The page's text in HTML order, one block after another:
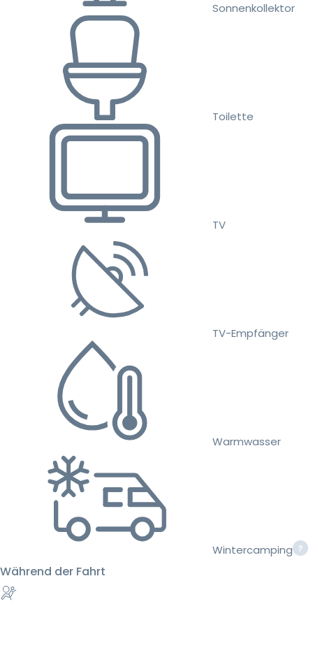
Sonnenkollektor
Toilette
TV
TV-Empfänger
Warmwasser
Wintercamping
Während der Fahrt